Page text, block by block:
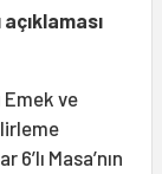
açıklaması
Emek ve
Masa’nın